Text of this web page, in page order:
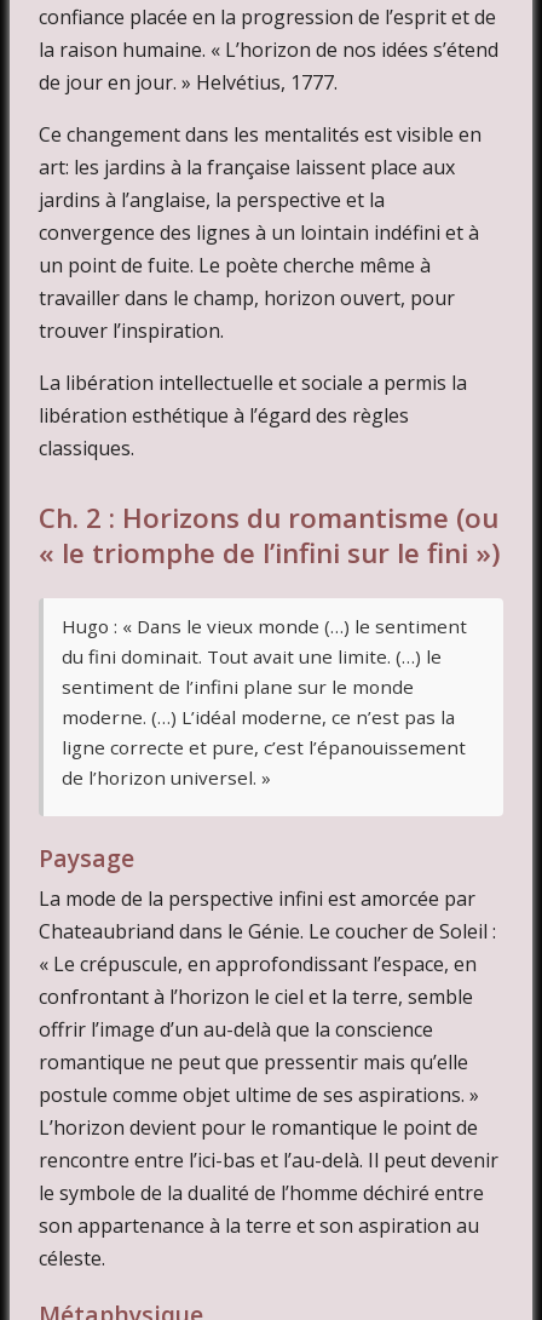
confiance placée en la progression de l’esprit et de
la raison humaine. « L’horizon de nos idées s’étend
de jour en jour. » Helvétius, 1777.
Ce changement dans les mentalités est visible en
art: les jardins à la française laissent place aux
jardins à l’anglaise, la perspective et la
convergence des lignes à un lointain indéfini et à
un point de fuite. Le poète cherche même à
travailler dans le champ, horizon ouvert, pour
trouver l’inspiration.
La libération intellectuelle et sociale a permis la
libération esthétique à l’égard des règles
classiques.
Ch. 2 : Horizons du romantisme (ou
« le triomphe de l’infini sur le fini »)
Hugo : « Dans le vieux monde (…) le sentiment
du fini dominait. Tout avait une limite. (…) le
sentiment de l’infini plane sur le monde
moderne. (…) L’idéal moderne, ce n’est pas la
ligne correcte et pure, c’est l’épanouissement
de l’horizon universel. »
Paysage
La mode de la perspective infini est amorcée par
Chateaubriand dans le Génie. Le coucher de Soleil :
« Le crépuscule, en approfondissant l’espace, en
confrontant à l’horizon le ciel et la terre, semble
offrir l’image d’un au-delà que la conscience
romantique ne peut que pressentir mais qu’elle
postule comme objet ultime de ses aspirations. »
L’horizon devient pour le romantique le point de
rencontre entre l’ici-bas et l’au-delà. Il peut devenir
le symbole de la dualité de l’homme déchiré entre
son appartenance à la terre et son aspiration au
céleste.